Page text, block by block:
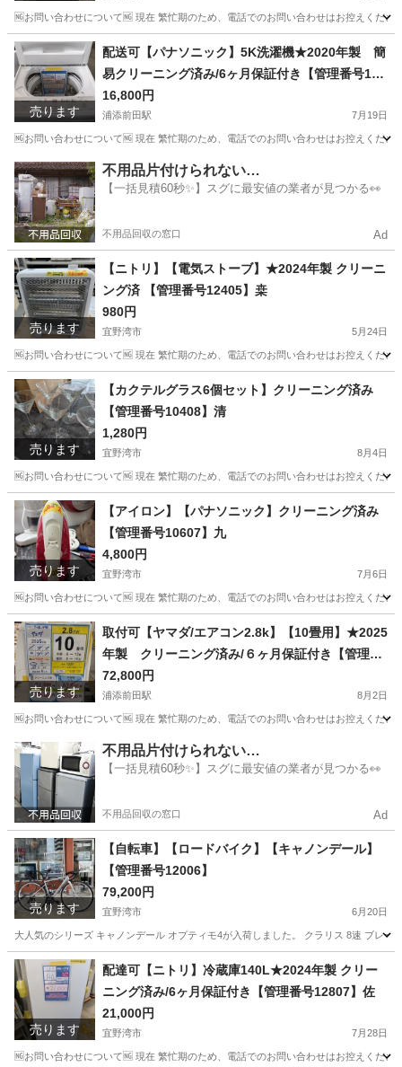
🆖お問い合わせについて🆖 現在 繁忙期のため、電話でのお問い合わせはお控えくだ
沖縄 宜野湾市 生活家電
売ります
配送可【パナソニック】5K洗濯機★2020年製 簡
易クリーニング済み/6ヶ月保証付き【管理番号119
07】佐
16,800円
浦添前田駅 7月19日
🆖お問い合わせについて🆖 現在 繁忙期のため、電話でのお問い合わせはお控えくだ
沖縄 浦添市 浦添前田駅 生活家電
不用品片付けられない…
【一括見積60秒✨】スグに最安値の業者が見つかる👀
不用品回収の窓口 Ad
売ります
【ニトリ】【電気ストーブ】★2024年製 クリーニ
ング済 【管理番号12405】桒
980円
宜野湾市 5月24日
🆖お問い合わせについて🆖 現在 繁忙期のため、電話でのお問い合わせはお控えくだ
沖縄 宜野湾市 季節、空調家電 商品
売ります
【カクテルグラス6個セット】クリーニング済み
【管理番号10408】清
1,280円
宜野湾市 8月4日
🆖お問い合わせについて🆖 現在 繁忙期のため、電話でのお問い合わせはお控えくだ
沖縄 宜野湾市 食器 カクテルグラス
売ります
【アイロン】【パナソニック】クリーニング済み
【管理番号10607】九
4,800円
宜野湾市 7月6日
🆖お問い合わせについて🆖 現在 繁忙期のため、電話でのお問い合わせはお控えくだ
沖縄 宜野湾市 生活家電 商品
売ります
取付可【ヤマダ/エアコン2.8k】【10畳用】★2025
年製 クリーニング済み/６ヶ月保証付き【管理番
号10208】Y-28-0715 比
72,800円
浦添前田駅 8月2日
🆖お問い合わせについて🆖 現在 繁忙期のため、電話でのお問い合わせはお控えくだ
沖縄 浦添市 浦添前田駅 季節、空調家電
不用品片付けられない…
【一括見積60秒✨】スグに最安値の業者が見つかる👀
不用品回収の窓口 Ad
売ります
【自転車】【ロードバイク】【キャノンデール】
【管理番号12006】
79,200円
宜野湾市 6月20日
大人気のシリーズ キャノンデール オプティモ4が入荷しました。 クラリス 8速 ブレ
沖縄 宜野湾市 ロードバイク キャノンデール
売ります
配達可【ニトリ】冷蔵庫140L★2024年製 クリー
ニング済み/6ヶ月保証付き【管理番号12807】佐
21,000円
宜野湾市 7月28日
🆖お問い合わせについて🆖 現在 繁忙期のため、電話でのお問い合わせはお控えくだ